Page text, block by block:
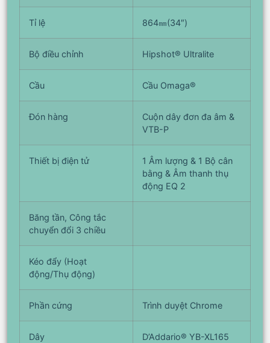
Tỉ lệ 864㎜(34″)
Bộ điều chỉnh Hipshot® Ultralite
Cầu Cầu Omaga®
Đón hàng
Cuộn dây đơn đa âm &
VTB-P
Thiết bị điện tử
1 Âm lượng & 1 Bộ cân
bằng & Âm thanh thụ
động EQ 2
Băng tần, Công tắc
chuyển đổi 3 chiều
Kéo đẩy (Hoạt
động/Thụ động)
Phần cứng Trình duyệt Chrome
Dây D’Addario® YB-XL165